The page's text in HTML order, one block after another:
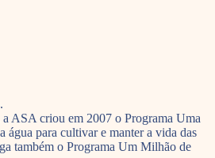
a ASA criou em 2007 o Programa Uma
água para cultivar e manter a vida das
também o Programa Um Milhão de